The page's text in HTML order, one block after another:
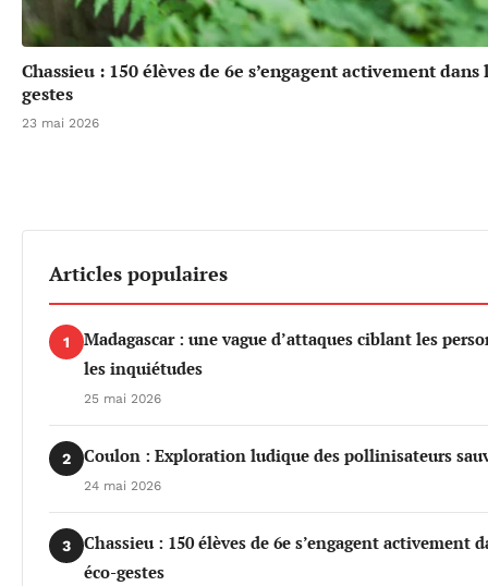
Chassieu : 150 élèves de 6e s’engagent activement
gestes
23 mai 2026
Articles populaires
1
Madagascar : une vague d’attaques ciblant les
les inquiétudes
25 mai 2026
2 Coulon : Exploration ludique des pollinisateurs
24 mai 2026
3
Chassieu : 150 élèves de 6e s’engagent activement
éco-gestes